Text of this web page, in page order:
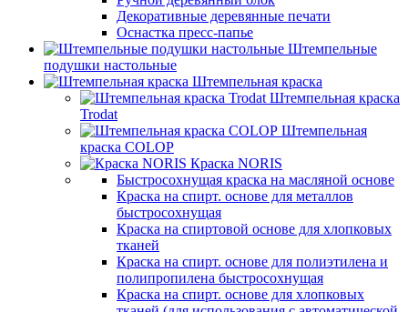
Декоративные деревянные печати
Оснастка пресс-папье
Штемпельные
подушки настольные
Штемпельная краска
Штемпельная краска
Trodat
Штемпельная
краска COLOP
Краска NORIS
Быстросохнущая краска на масляной основе
Краска на спирт. основе для металлов
быстросохнущая
Краска на спиртовой основе для хлопковых
тканей
Краска на спирт. основе для полиэтилена и
полипропилена быстросохнущая
Краска на спирт. основе для хлопковых